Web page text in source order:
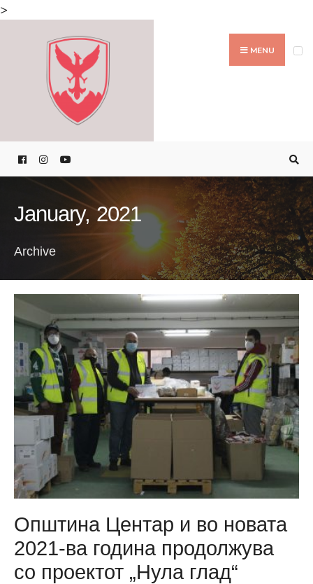
>
MENU
January, 2021
Archive
Општина Центар и во новата
2021-ва година продолжува
со проектот „Нула глад“